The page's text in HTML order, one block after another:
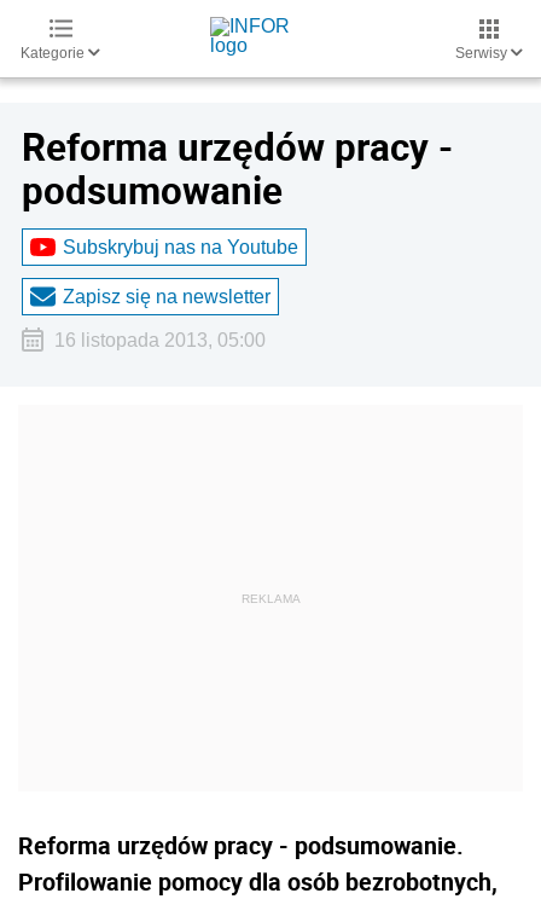
Kategorie Serwisy
Reforma urzędów pracy -
podsumowanie
Subskrybuj nas na Youtube
Zapisz się na newsletter
16 listopada 2013, 05:00
Reforma urzędów pracy - podsumowanie.
Profilowanie pomocy dla osób bezrobotnych,